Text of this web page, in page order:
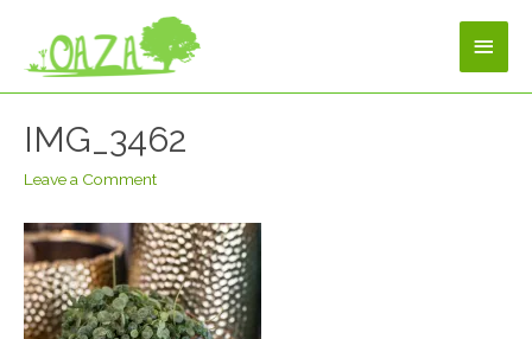
IMG_3462
Leave a Comment